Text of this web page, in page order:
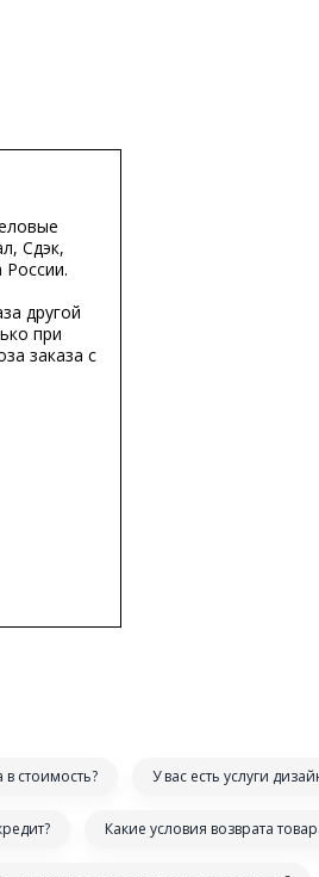
Сдэк,
другой
при
заказа с
стоимость? У вас есть услуги
Какие условия возврата